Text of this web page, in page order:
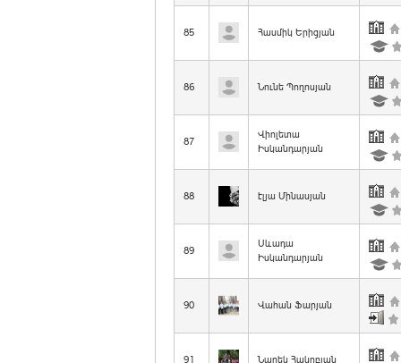
85 Հասմիկ Երիցյան
86 Նունե Պողոսյան
87
Վիոլետա
Իսկանդարյան
88 էլյա Մինասյան
89
Սևադա
Իսկանդարյան
90 Վահան Ֆարյան
91 Նարեկ Հակոբյան